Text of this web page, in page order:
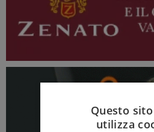
Questo
utilizza